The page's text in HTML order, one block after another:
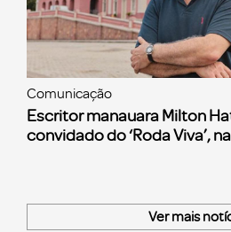
Comunicação
Escritor manauara Milton
convidado do ‘Roda Viva’,
Ver mais